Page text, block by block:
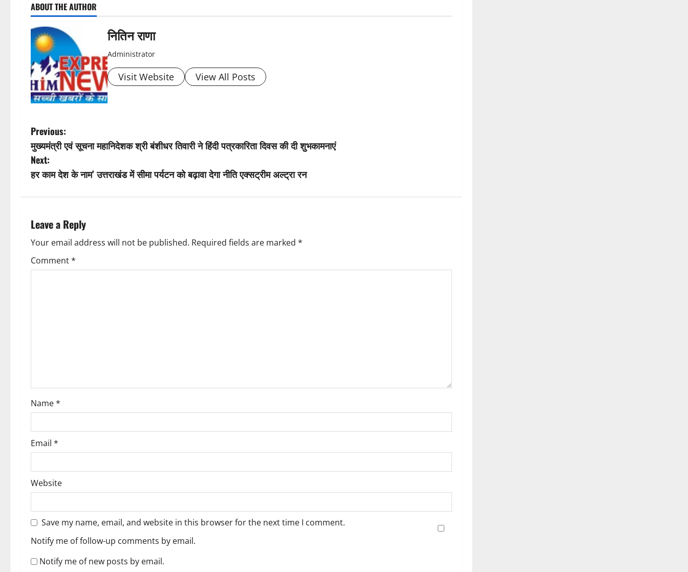
o
s
t
n
a
v
i
g
a
i
o
n
ABOUT THE AUTHOR
नितिन राणा
Administrator
Visit Website View All Posts
P
o
s
n
a
v
o
n
Previous:
मुख्यमंत्री एवं सूचना महानिदेशक श्री बंशीधर तिवारी ने हिंदी पत्रकारिता दिवस की दी शुभकामनाएं
Next:
हर काम देश के नाम’ उत्तराखंड में सीमा पर्यटन को बढ़ावा देगा नीति एक्सट्रीम अल्ट्रा रन
Leave a Reply
Your email address will not be published. Required fields are marked *
Comment*
Name*
Email *
Website
Save my name, email, and website in this browser for the next time I comment.
Notify me of follow-up comments by email.
Notify me of new posts by email.